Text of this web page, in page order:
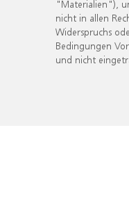
"Materialien"),
nicht in allen
Widerspruchs
Bedingungen
und nicht